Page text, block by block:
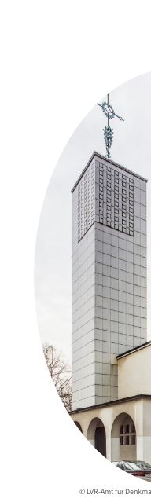
© LVR-Amt für